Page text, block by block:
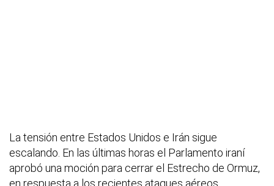
La tensión entre Estados Unidos e Irán sigue
escalando. En las últimas horas el Parlamento iraní
aprobó una moción para cerrar el Estrecho de Ormuz,
en respuesta a los recientes ataques aéreos